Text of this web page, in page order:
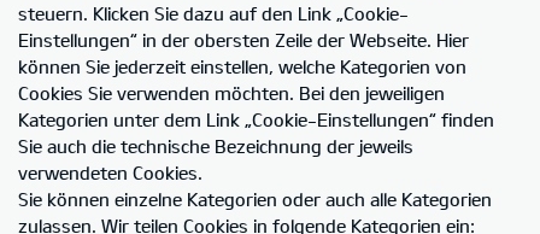
steuern. Klicken Sie dazu auf den Link „Cookie-
Einstellungen“ in der obersten Zeile der Webseite. Hier
können Sie jederzeit einstellen, welche Kategorien von
Cookies Sie verwenden möchten. Bei den jeweiligen
Kategorien unter dem Link „Cookie-Einstellungen“ finden
Sie auch die technische Bezeichnung der jeweils
verwendeten Cookies.
Sie können einzelne Kategorien oder auch alle Kategorien
zulassen. Wir teilen Cookies in folgende Kategorien ein: